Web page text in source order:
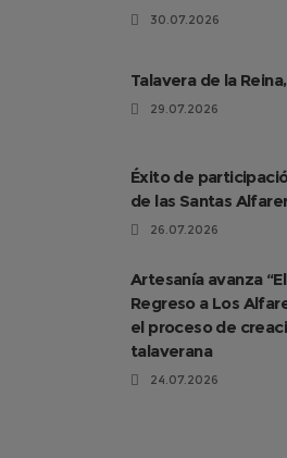
30.07.2026
Talavera de la
29.07.2026
Éxito de
de las Santas
26.07.2026
Artesanía avanza
Regreso a Los
el proceso de
talaverana
24.07.2026